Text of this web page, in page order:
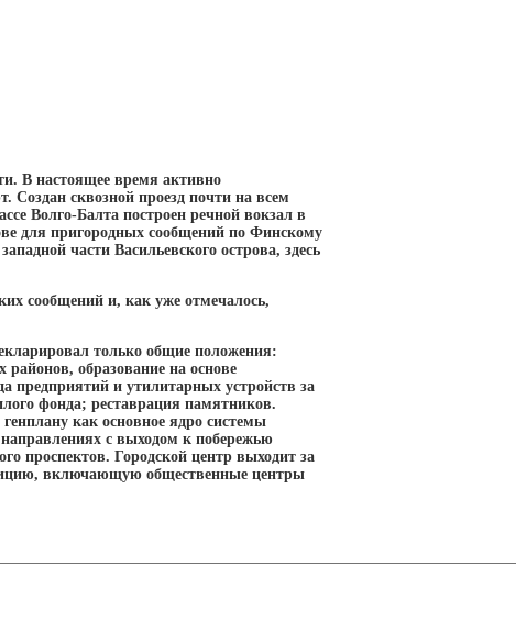
В настоящее время активно
Создан сквозной проезд почти на всем
Волго-Балта построен речной вокзал в
для пригородных сообщений по Финскому
части Васильевского острова, здесь
сообщений и, как уже отмечалось,
только общие положения:
образование на основе
предприятий и утилитарных устройств за
фонда; реставрация памятников.
как основное ядро системы
с выходом к побережью
проспектов. Городской центр выходит за
включающую общественные центры